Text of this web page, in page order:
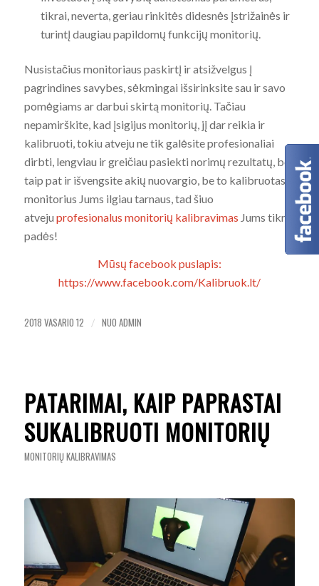
tikrai, neverta, geriau rinkitės didesnės įstrižainės ir
turintį daugiau papildomų funkcijų monitorių.
Nusistačius monitoriaus paskirtį ir atsižvelgus į
pagrindines savybes, sėkmingai išsirinksite sau ir savo
pomėgiams ar darbui skirtą monitorių. Tačiau
nepamirškite, kad įsigijus monitorių, jį dar reikia ir
kalibruoti, tokiu atveju ne tik galėsite profesionaliai
dirbti, lengviau ir greičiau pasiekti norimų rezultatų, bet
taip pat ir išvengsite akių nuovargio, be to kalibruotas
monitorius Jums ilgiau tarnaus, tad šiuo
atveju profesionalus monitorių kalibravimas Jums tikrai
padės!
Mūsų facebook puslapis:
https://www.facebook.com/Kalibruok.lt/
2018 VASARIO 12 / NUO ADMIN
PATARIMAI, KAIP PAPRASTAI
SUKALIBRUOTI MONITORIŲ
MONITORIŲ KALIBRAVIMAS